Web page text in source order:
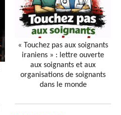
« Touchez pas aux soignants
iraniens » : lettre ouverte
aux soignants et aux
organisations de soignants
dans le monde